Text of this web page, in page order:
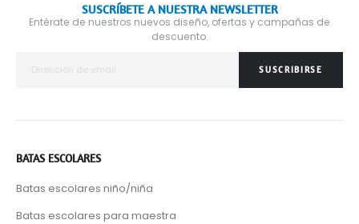
SUSCRÍBETE A NUESTRA NEWSLETTER
Entérate de nuestros nuevos diseño, ofertas y campañas de
descuento.
SUSCRIBIRSE
BATAS ESCOLARES
Batas escolares niño/niña
Batas escolares para maestra